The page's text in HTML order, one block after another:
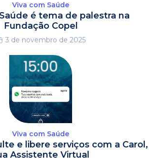
Viva com Saúde
é tema de palestra na
Fundação Copel
3 de novembro de 2025
Viva com Saúde
e libere serviços com a Carol,
Assistente Virtual